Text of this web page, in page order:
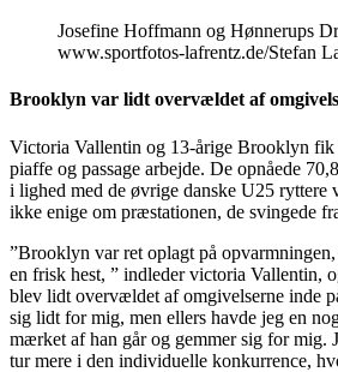
Josefine Hoffmann og Hønnerups
www.sportfotos-lafrentz.de/Stefan
Brooklyn var lidt overvældet af
Victoria Vallentin og 13-årige Brooklyn fik
piaffe og passage arbejde. De opnåede
i lighed med de øvrige danske U25 ryttere
ikke enige om præstationen, de svingede
”Brooklyn var ret oplagt på
en frisk hest, ” indleder victoria Vallentin,
blev lidt overvældet af omgivelserne inde
sig lidt for mig, men ellers havde jeg en
mærket af han går og gemmer sig for mig.
tur mere i den individuelle konkurrence,